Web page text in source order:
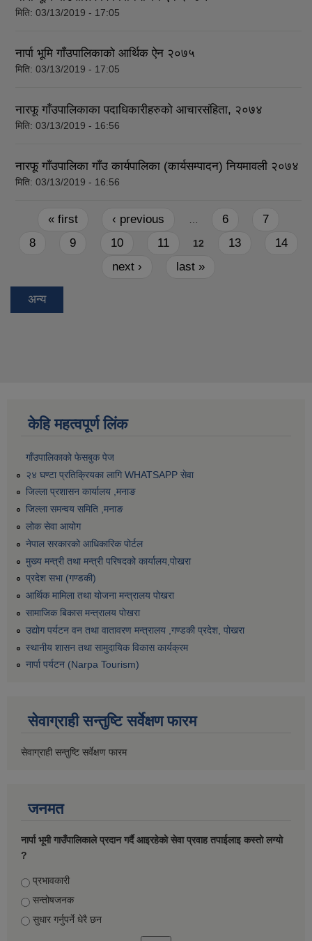
मिति: 03/13/2019 - 17:05
नार्पा भूमि गाँउपालिकाको आर्थिक ऐन २०७५
मिति: 03/13/2019 - 17:05
नारफू गाँउपालिकाका पदाधिकारीहरुको आचारसंहिता, २०७४
मिति: 03/13/2019 - 16:56
नारफू गाँउपालिका गाँउ कार्यपालिका (कार्यसम्पादन) नियमावली २०७४
मिति: 03/13/2019 - 16:56
Pages
« first ‹ previous … 6
7
8
9 10 11 12 13
14
next ›
last »
अन्य
केहि महत्वपूर्ण लिंक
गाँउपालिकाको फेसबुक पेज
२४ घण्टा प्रतिक्रियका लागि WHATSAPP सेवा
जिल्ला प्रशासन कार्यालय ,मनाङ
जिल्ला समन्वय समिति ,मनाङ
लोक सेवा आयोग
नेपाल सरकारको आधिकारिक पोर्टल
मुख्य मन्त्री तथा मन्त्री परिषदको कार्यालय,पोखरा
प्रदेश सभा (गण्डकी)
आर्थिक मामिला तथा योजना मन्त्रालय पोखरा
सामाजिक बिकास मन्त्रालय पोखरा
उद्योग पर्यटन वन तथा वातावरण मन्त्रालय ,गण्डकी प्रदेश, पोखरा
स्थानीय शासन तथा सामुदायिक विकास कार्यक्रम
नार्पा पर्यटन (Narpa Tourism)
सेवाग्राही सन्तुष्टि सर्वेक्षण फारम
सेवाग्राही सन्तुष्टि सर्वेक्षण फारम
जनमत
नार्पा भूमी गाउँपालिकाले प्रदान गर्दै आइरहेको सेवा प्रवाह तपाईलाइ कस्तो लग्यो
?
Choices
प्रभावकारी
सन्तोषजनक
सुधार गर्नुपर्ने धेरै छन